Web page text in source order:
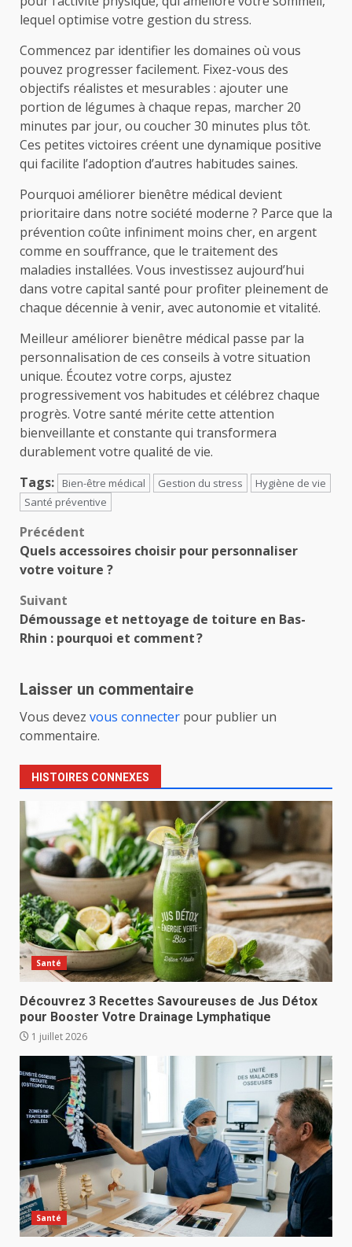
lequel optimise votre gestion du stress.
Commencez par identifier les domaines où vous
pouvez progresser facilement. Fixez-vous des
objectifs réalistes et mesurables : ajouter une
portion de légumes à chaque repas, marcher 20
minutes par jour, ou coucher 30 minutes plus tôt.
Ces petites victoires créent une dynamique positive
qui facilite l’adoption d’autres habitudes saines.
Pourquoi améliorer bienêtre médical devient
prioritaire dans notre société moderne ? Parce que la
prévention coûte infiniment moins cher, en argent
comme en souffrance, que le traitement des
maladies installées. Vous investissez aujourd’hui
dans votre capital santé pour profiter pleinement de
chaque décennie à venir, avec autonomie et vitalité.
Meilleur améliorer bienêtre médical passe par la
personnalisation de ces conseils à votre situation
unique. Écoutez votre corps, ajustez
progressivement vos habitudes et célébrez chaque
progrès. Votre santé mérite cette attention
bienveillante et constante qui transformera
durablement votre qualité de vie.
Tags:
Bien-être médical Gestion du stress
Hygiène de vie
Santé préventive
Navigation
d’article
Précédent
Quels accessoires choisir pour personnaliser
votre voiture ?
Suivant
Démoussage et nettoyage de toiture en Bas-
Rhin : pourquoi et comment ?
Laisser un commentaire
Vous devez vous connecter pour publier un
commentaire.
HISTOIRES CONNEXES
Santé
Découvrez 3 Recettes Savoureuses de Jus Détox
pour Booster Votre Drainage Lymphatique
1 juillet 2026
Santé